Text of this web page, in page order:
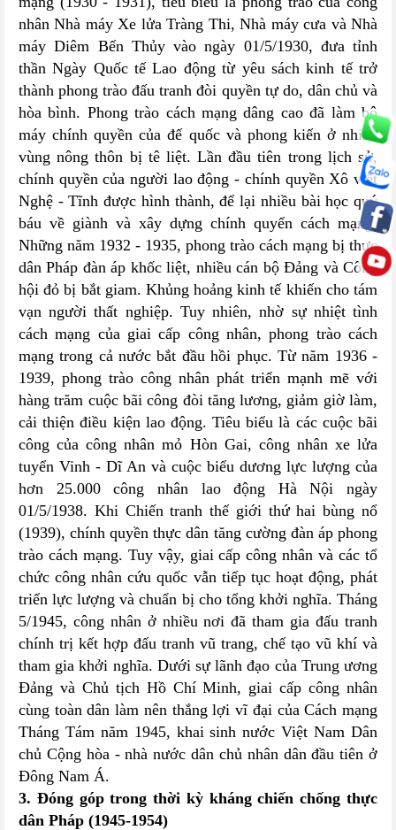
nhân Nhà máy Xe lửa Tràng Thi, Nhà máy cưa và Nhà
máy Diêm Bến Thủy vào ngày 01/5/1930, đưa tỉnh
thần Ngày Quốc tế Lao động từ yêu sách kinh tế trở
thành phong trào đấu tranh đòi quyền tự do, dân chủ và
hòa bình. Phong trào cách mạng dâng cao đã làm bộ
máy chính quyền của đế quốc và phong kiến ở nhiều
vùng nông thôn bị tê liệt. Lần đầu tiên trong lịch sử,
chính quyền của người lao động - chính quyền Xô viết
Nghệ - Tĩnh được hình thành, để lại nhiều bài học quý
báu về giành và xây dựng chính quyển cách mạng.
Những năm 1932 - 1935, phong trào cách mạng bị thực
dân Pháp đàn áp khốc liệt, nhiều cán bộ Đảng và Công
hội đỏ bị bắt giam. Khủng hoảng kinh tế khiến cho tám
vạn người thất nghiệp. Tuy nhiên, nhờ sự nhiệt tình
cách mạng của giai cấp công nhân, phong trào cách
mạng trong cả nước bắt đầu hồi phục. Từ năm 1936 -
1939, phong trào công nhân phát triển mạnh mẽ với
hàng trăm cuộc bãi công đòi tăng lương, giảm giờ làm,
cải thiện điều kiện lao động. Tiêu biểu là các cuộc bãi
công của công nhân mỏ Hòn Gai, công nhân xe lửa
tuyển Vinh - Dĩ An và cuộc biểu dương lực lượng của
hơn 25.000 công nhân lao động Hà Nội ngày
01/5/1938. Khi Chiến tranh thế giới thứ hai bùng nổ
(1939), chính quyền thực dân tăng cường đàn áp phong
trào cách mạng. Tuy vậy, giai cấp công nhân và các tổ
chức công nhân cứu quốc vẫn tiếp tục hoạt động, phát
triển lực lượng và chuẩn bị cho tổng khởi nghĩa. Tháng
5/1945, công nhân ở nhiều nơi đã tham gia đấu tranh
chính trị kết hợp đấu tranh vũ trang, chế tạo vũ khí và
tham gia khởi nghĩa. Dưới sự lãnh đạo của Trung ương
Đảng và Chủ tịch Hồ Chí Minh, giai cấp công nhân
cùng toàn dân làm nên thắng lợi vĩ đại của Cách mạng
Tháng Tám năm 1945, khai sinh nước Việt Nam Dân
chủ Cộng hòa - nhà nước dân chủ nhân dân đầu tiên ở
Đông Nam Á.
3. Đóng góp trong thời kỳ kháng chiến chống thực
dân Pháp (1945-1954)